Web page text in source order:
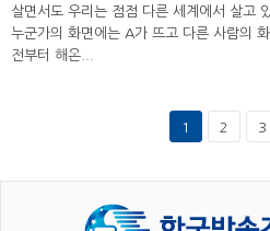
살면서도 우리는 점점 다른 세계에서 살고
누군가의 화면에는 A가 뜨고 다른 사람의
전부터 해온...
1 2 3